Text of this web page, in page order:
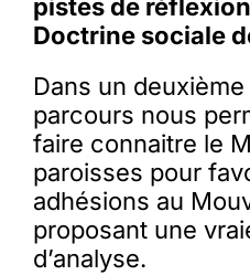
pistes de
Doctrine sociale
Dans un
parcours nous
faire connaitre le
paroisses pour
adhésions au
proposant une
d’analyse.